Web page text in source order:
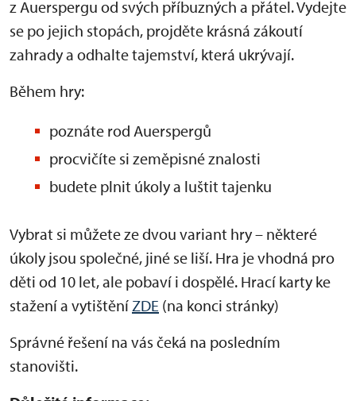
z Auerspergu od svých příbuzných a přátel. Vydejte
se po jejich stopách, projděte krásná zákoutí
zahrady a odhalte tajemství, která ukrývají.
Během hry:
poznáte rod Auerspergů
procvičíte si zeměpisné znalosti
budete plnit úkoly a luštit tajenku
Vybrat si můžete ze dvou variant hry – některé
úkoly jsou společné, jiné se liší. Hra je vhodná pro
děti od 10 let, ale pobaví i dospělé. Hrací karty ke
stažení a vytištění ZDE (na konci stránky)
Správné řešení na vás čeká na posledním
stanovišti.